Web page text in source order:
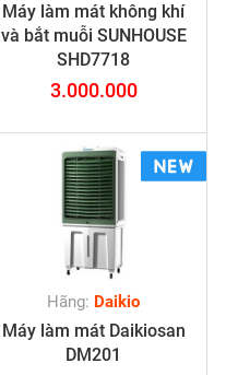
Máy làm mát không khí
và bắt muỗi SUNHOUSE
SHD7718
3.000.000
Hãng: Daikio
Máy làm mát Daikiosan
DM201